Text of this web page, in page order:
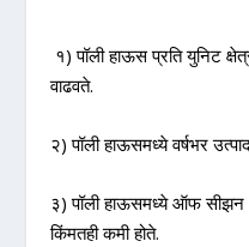
१) पॉली हाऊस प्रति युनिट
वाढवते.
२) पॉली हाऊसमध्ये वर्षभर
३) पॉली हाऊसमध्ये ऑफ सीझन
किंमतही कमी होते.